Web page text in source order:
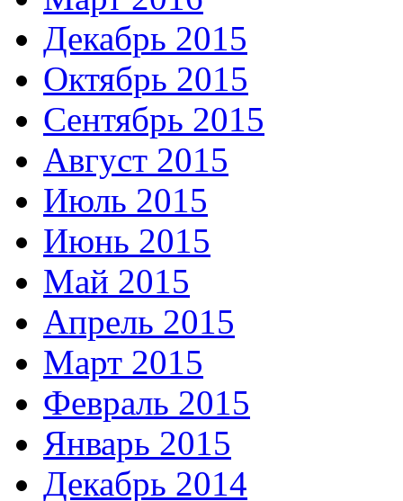
Декабрь 2015
Октябрь 2015
Сентябрь 2015
Август 2015
Июль 2015
Июнь 2015
Май 2015
Апрель 2015
Март 2015
Февраль 2015
Январь 2015
Декабрь 2014